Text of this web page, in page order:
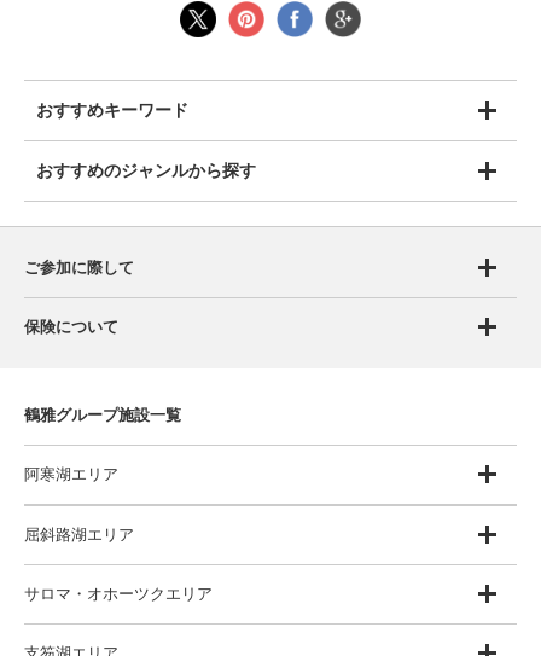
おすすめキーワード
おすすめのジャンルから探す
ご参加に際して
保険について
鶴雅グループ施設一覧
阿寒湖エリア
屈斜路湖エリア
サロマ・オホーツクエリア